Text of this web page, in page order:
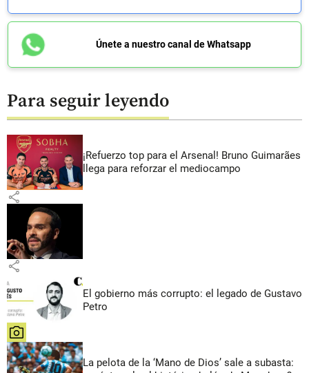
Únete a nuestro canal de Whatsapp
Para seguir leyendo
¡Refuerzo top para el Arsenal! Bruno Guimarães
llega para reforzar el mediocampo
share
share
El gobierno más corrupto: el legado de Gustavo
Petro
share
La pelota de la ‘Mano de Dios’ sale a subasta: